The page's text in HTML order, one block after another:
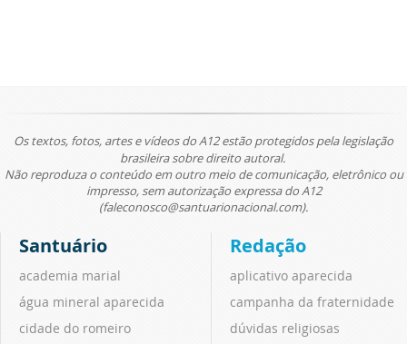
Os textos, fotos, artes e vídeos do A12 estão protegidos pela legislação
brasileira sobre direito autoral.
Não reproduza o conteúdo em outro meio de comunicação, eletrônico ou
impresso, sem autorização expressa do A12
(faleconosco@santuarionacional.com).
Santuário
academia marial
água mineral aparecida
cidade do romeiro
Redação
aplicativo aparecida
campanha da fraternidade
dúvidas religiosas